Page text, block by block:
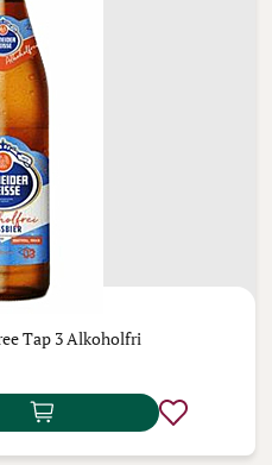
Tap 3 Alkoholfri